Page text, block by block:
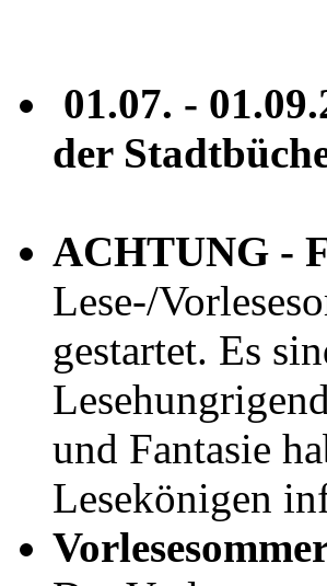
01.07. -
der
ACHTUNG -
Lese-/
gestartet. Es
und Fantasie
Lesekönigen